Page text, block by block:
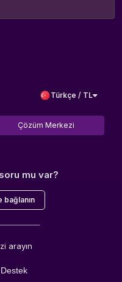
Türkçe / TL
Çözüm Merkezi
mu var?
bağlanın
arayın